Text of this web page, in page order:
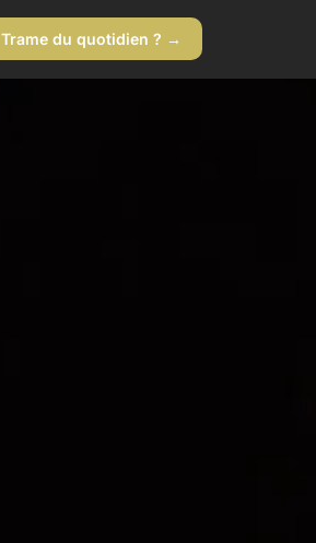
Trame du quotidien ? →